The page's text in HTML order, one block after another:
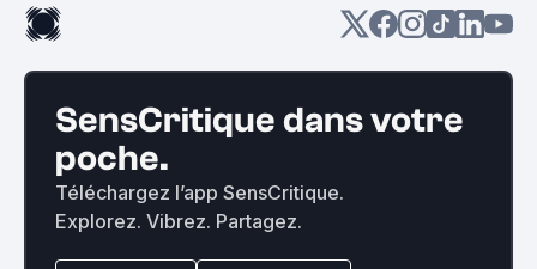
SensCritique dans votre
poche.
Téléchargez l’app SensCritique.
Explorez. Vibrez. Partagez.